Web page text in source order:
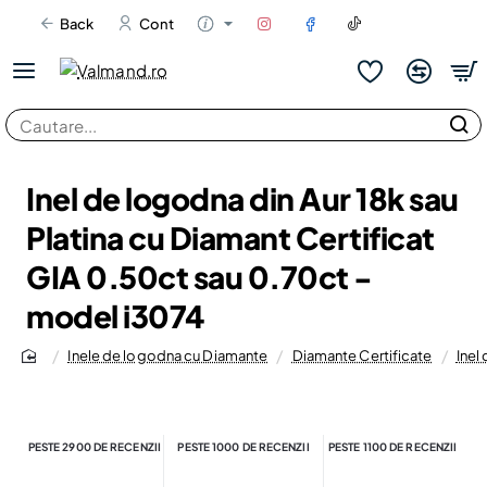
Back Cont
Cautare...
Inel de logodna din Aur 18k sau
Platina cu Diamant Certificat
GIA 0.50ct sau 0.70ct -
model i3074
Inele de logodna cu Diamante Diamante Certificate Inel
PESTE 2900 DE RECENZII PESTE 1000 DE RECENZII PESTE 1100 DE RECENZII